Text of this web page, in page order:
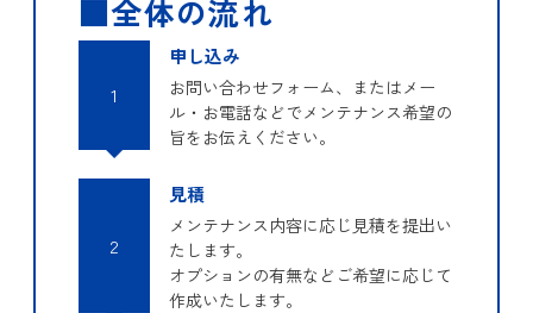
■全体の流れ
1
申し込み
お問い合わせフォーム、またはメー
ル・お電話などでメンテナンス希望の
旨をお伝えください。
2
見積
メンテナンス内容に応じ見積を提出い
たします。
オプションの有無などご希望に応じて
作成いたします。